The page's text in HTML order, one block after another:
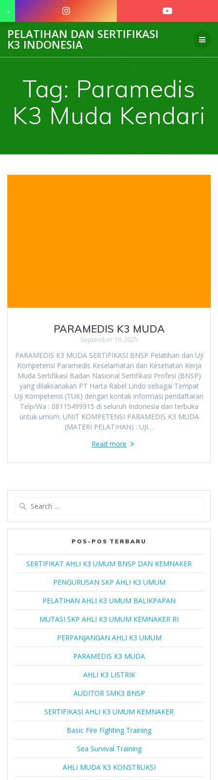
to
PELATIHAN DAN SERTIFIKASI
K3 INDONESIA
Tag: Paramedis
K3 Muda Kendari
PARAMEDIS K3 MUDA
September 10, 2025
PARAMEDIS K3 MUDA SERTIFIKASI BNSP Pelatihan dan Uji
Kompetensi Paramedis Keselamatan dan Kesehatan Kerja
Muda Sertifikasi Badan Nasional Sertifikasi Profesi (BNSP)
yang dilaksanakan PT Harta Rabel Lindo sebagai Tempat
Uji Kompetensi (TUK) dengan kontak informasi pendaftaran
Telp/Wa : 08115499915 di seluruh Indonesia dan terbuka
untuk umum. UNIT KOMPETENSI PARAMEDIS K3 MUDA
(MATERI PELATIHAN) : UJI…
Read more
POS-POS TERBARU
SERTIFIKAT AHLI K3 UMUM BNSP DAN KEMNAKER
PENGURUSAN SKP AHLI K3 UMUM
PELATIHAN AHLI K3 UMUM BALIKPAPAN
MUTASI SKP AHLI K3 UMUM KEMNAKER RI
PERPANJANGAN AHLI K3 UMUM
PARAMEDIS K3 MUDA
AHLI K3 LISTRIK
AUDITOR SMK3 BNSP
SERTIFIKASI AHLI K3 UMUM KEMNAKER
Basic Fire Fighting Training
Sea Survival Training
AHLI MUDA K3 KONSTRUKSI
→